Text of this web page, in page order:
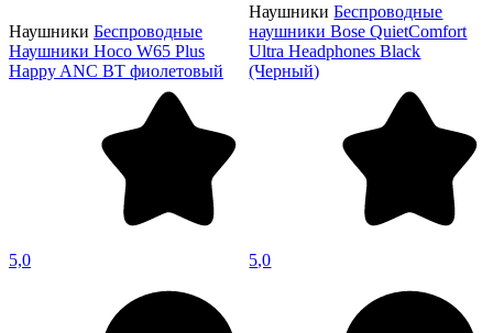
Наушники Беспроводные
Наушники Hoco W65 Plus
Happy ANC BT фиолетовый
5,0
Наушники Беспроводные
наушники Bose QuietComfort
Ultra Headphones Black
(Черный)
5,0